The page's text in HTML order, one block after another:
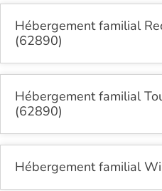
Hébergement familial
(62890)
Hébergement familial
(62890)
Hébergement familial